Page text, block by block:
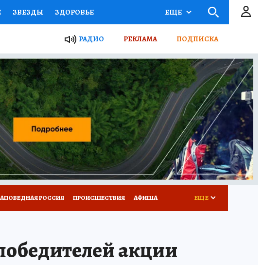
ЗВЕЗДЫ ЗДОРОВЬЕ
ПРОЕКТЫ РОССИИ
СЕКРЕТЫ ПУТЕВОДИТЕЛЬ
ДЕФИЦИТ ЖЕЛЕЗА ТУРИЗМ
НАС ГИД ПОТРЕБИТЕЛЯ ВСЕ О КП
ЕЩЕ
РАДИО РЕКЛАМА ПОДПИСКА
РОССИЯ ПРОИСШЕСТВИЯ АФИША ЕЩЕ
акции